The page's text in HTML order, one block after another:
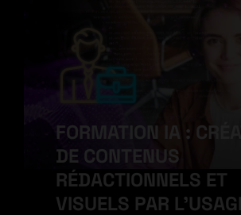
FORMATION IA :
DE CONTENUS
RÉDACTIONNELS ET
VISUELS PAR